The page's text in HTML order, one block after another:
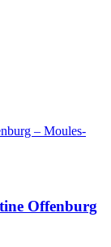
Offenburg